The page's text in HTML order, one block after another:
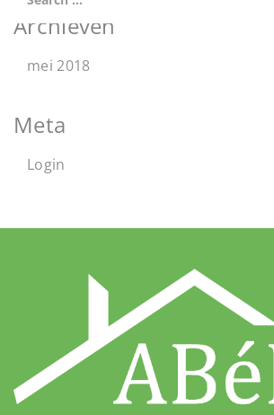
Archieven
mei 2018
Meta
Login